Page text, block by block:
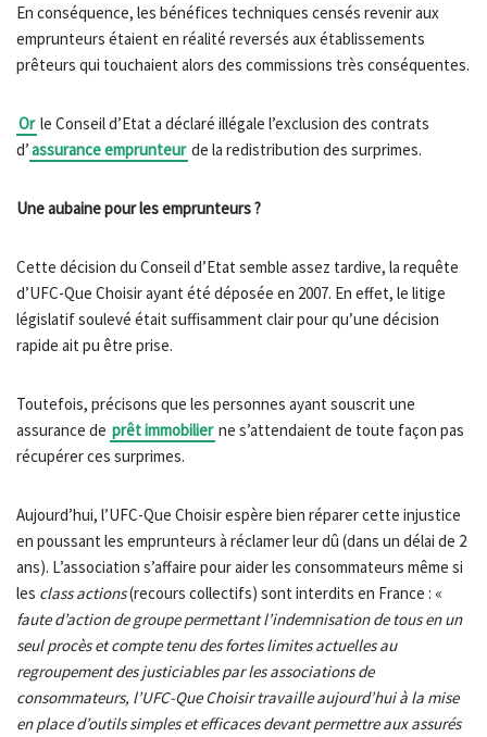
En conséquence, les bénéfices techniques censés revenir aux
emprunteurs étaient en réalité reversés aux établissements
prêteurs qui touchaient alors des commissions très conséquentes.
Or le Conseil d’Etat a déclaré illégale l’exclusion des contrats
d’assurance emprunteur de la redistribution des surprimes.
Une aubaine pour les emprunteurs ?
Cette décision du Conseil d’Etat semble assez tardive, la requête
d’UFC-Que Choisir ayant été déposée en 2007. En effet, le litige
législatif soulevé était suffisamment clair pour qu’une décision
rapide ait pu être prise.
Toutefois, précisons que les personnes ayant souscrit une
assurance de prêt immobilier ne s’attendaient de toute façon pas
récupérer ces surprimes.
Aujourd’hui, l’UFC-Que Choisir espère bien réparer cette injustice
en poussant les emprunteurs à réclamer leur dû (dans un délai de 2
ans). L’association s’affaire pour aider les consommateurs même si
les class actions(recours collectifs) sont interdits en France : «
faute d’action de groupe permettant l’indemnisation de tous en un
seul procès et compte tenu des fortes limites actuelles au
regroupement des justiciables par les associations de
consommateurs, l’UFC-Que Choisir travaille aujourd’hui à la mise
en place d’outils simples et efficaces devant permettre aux assurés